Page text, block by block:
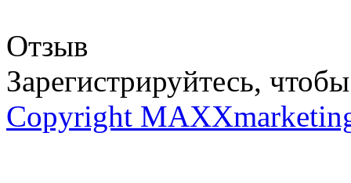
Отзыв
Зарегистрируйтесь,
Copyright